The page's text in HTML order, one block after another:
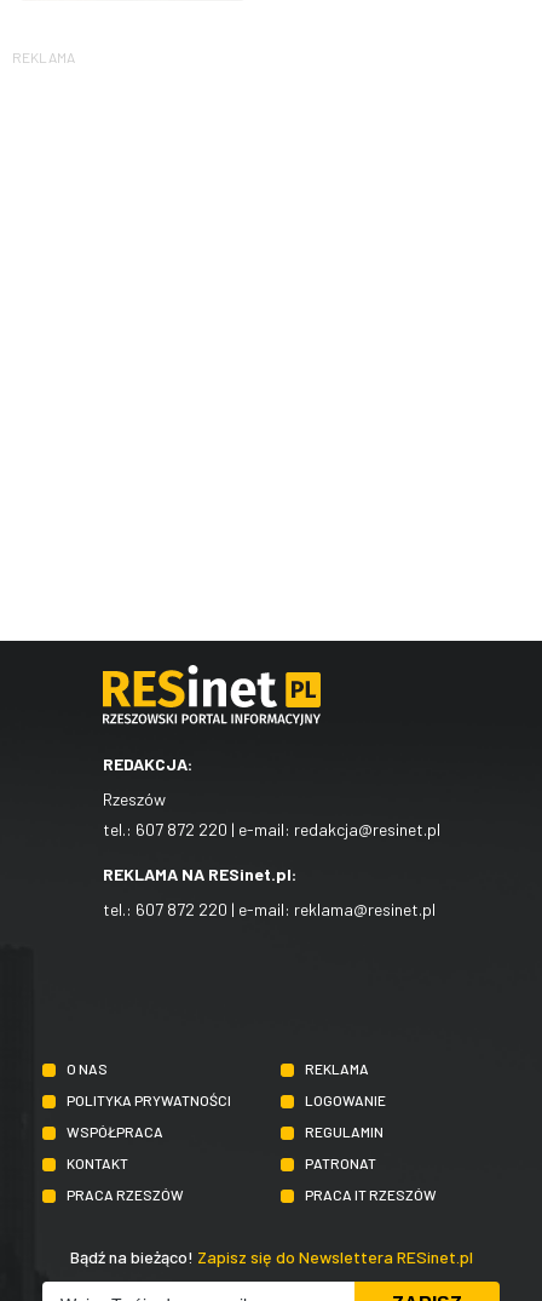
REKLAMA
REDAKCJA:
Rzeszów
tel.: 607 872 220 | e-mail: redakcja@resinet.pl
REKLAMA NA RESinet.pl:
tel.: 607 872 220 | e-mail: reklama@resinet.pl
O NAS
REKLAMA
POLITYKA PRYWATNOŚCI
LOGOWANIE
WSPÓŁPRACA
REGULAMIN
KONTAKT
PATRONAT
PRACA RZESZÓW
PRACA IT RZESZÓW
Bądź na bieżąco! Zapisz się do Newslettera RESinet.pl